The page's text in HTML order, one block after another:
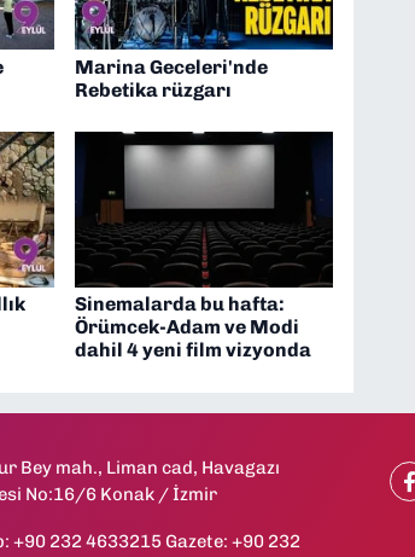
Marina Geceleri'nde
Rebetika rüzgarı
Sinemalarda bu hafta:
Örümcek-Adam ve Modi
dahil 4 yeni film vizyonda
Bey mah., Liman cad, Havagazı
No:16/6 Konak / İzmir
+90 232 4633215 Gazete: +90 232